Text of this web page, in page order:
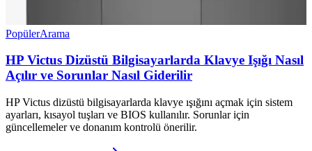
PopülerArama
HP Victus Dizüstü Bilgisayarlarda Klavye Işığı Nasıl
Açılır ve Sorunlar Nasıl Giderilir
HP Victus dizüstü bilgisayarlarda klavye ışığını açmak için sistem
ayarları, kısayol tuşları ve BIOS kullanılır. Sorunlar için
güncellemeler ve donanım kontrolü önerilir.